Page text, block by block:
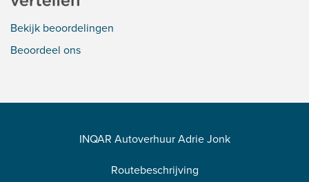
Bekijk beoordelingen
Beoordeel ons
INQAR Autoverhuur Adrie Jonk
Routebeschrijving